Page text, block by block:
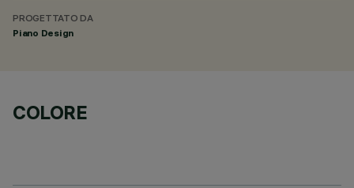
PROGETTATO DA
Piano Design
COLORE